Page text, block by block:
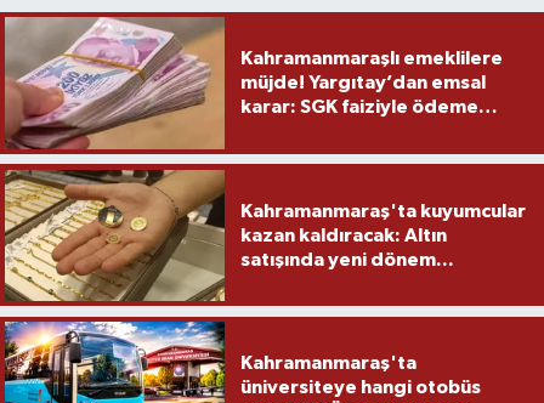
Kahramanmaraşlı emeklilere
müjde! Yargıtay’dan emsal
karar: SGK faiziyle ödeme
Kahramanmaraş'ta kuyumcular
kazan kaldıracak: Altın
satışında yeni dönem...
Kahramanmaraş'ta
üniversiteye hangi otobüs